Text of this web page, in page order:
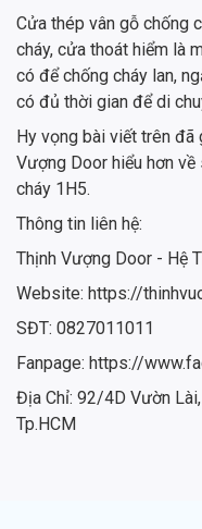
Cửa thép vân gỗ chống
cháy, cửa thoát hiểm là
có để chống cháy lan,
có đủ thời gian để di
Hy vọng bài viết trên đã
Vượng Door hiểu hơn
cháy 1H5.
Thông tin liên hệ:
Thịnh Vượng Door - Hệ
Website: https://
SĐT: 0827011011
Fanpage: https://
Địa Chỉ: 92/4D Vườn
Tp.HCM